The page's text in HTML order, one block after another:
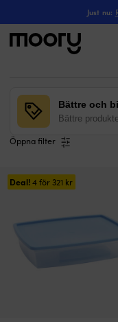
Just nu:
efter:
Sida 2 -
Öppna filter
Bättre och
Bättre
Deal!4 för321 kr